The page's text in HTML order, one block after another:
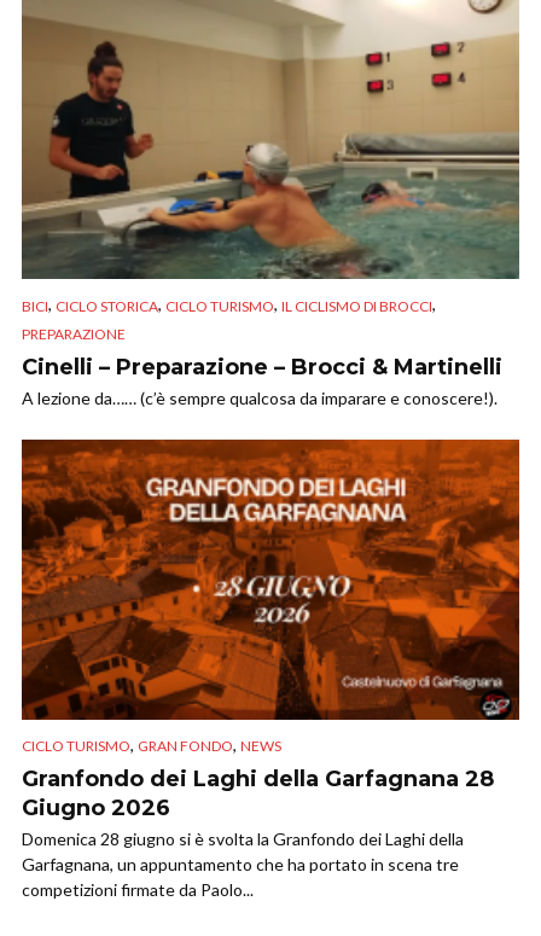
BICI, CICLO STORICA, CICLO TURISMO, IL CICLISMO DI BROCCI,
PREPARAZIONE
Cinelli – Preparazione – Brocci & Martinelli
A lezione da…… (c’è sempre qualcosa da imparare e conoscere!).
CICLO TURISMO, GRAN FONDO, NEWS
Granfondo dei Laghi della Garfagnana 28
Giugno 2026
Domenica 28 giugno si è svolta la Granfondo dei Laghi della
Garfagnana, un appuntamento che ha portato in scena tre
competizioni firmate da Paolo...